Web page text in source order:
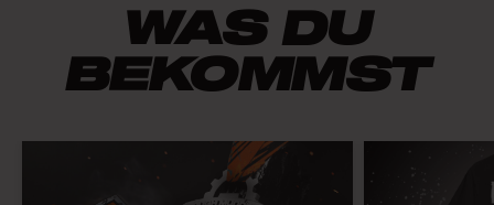
WAS DU
BEKOMMST